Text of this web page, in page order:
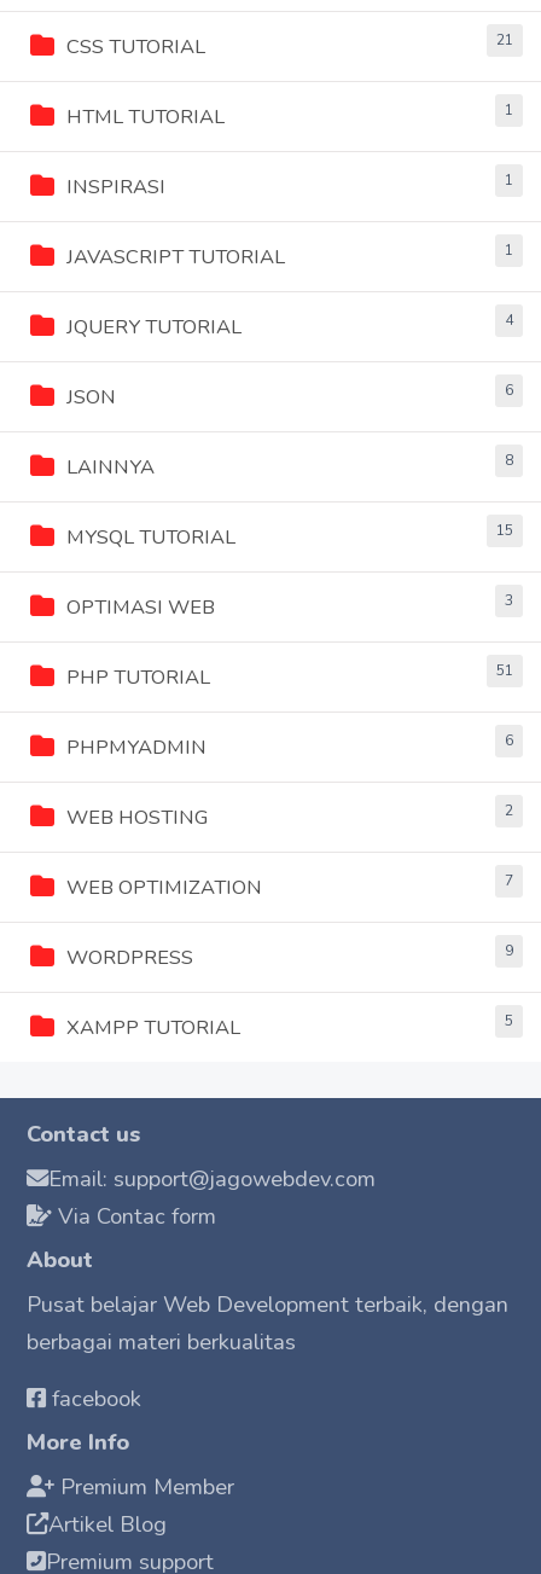
CSS TUTORIAL 21
HTML TUTORIAL 1
INSPIRASI 1
JAVASCRIPT TUTORIAL 1
JQUERY TUTORIAL 4
JSON 6
LAINNYA 8
MYSQL TUTORIAL 15
OPTIMASI WEB 3
PHP TUTORIAL 51
PHPMYADMIN 6
WEB HOSTING 2
WEB OPTIMIZATION 7
WORDPRESS 9
XAMPP TUTORIAL 5
Contact us
Email: support@jagowebdev.com
Via Contac form
About
Pusat belajar Web Development terbaik, dengan
berbagai materi berkualitas
facebook
More Info
Premium Member
Artikel Blog
Premium support